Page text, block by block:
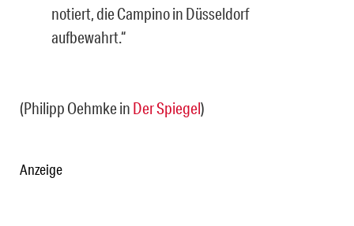
notiert, die Campino in Düsseldorf
aufbewahrt.“
(Philipp Oehmke in Der Spiegel)
Anzeige